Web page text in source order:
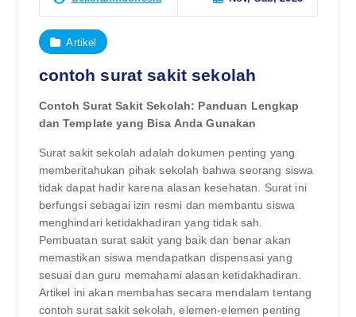
Artikel
contoh surat sakit sekolah
Contoh Surat Sakit Sekolah: Panduan Lengkap
dan Template yang Bisa Anda Gunakan
Surat sakit sekolah adalah dokumen penting yang
memberitahukan pihak sekolah bahwa seorang siswa
tidak dapat hadir karena alasan kesehatan. Surat ini
berfungsi sebagai izin resmi dan membantu siswa
menghindari ketidakhadiran yang tidak sah.
Pembuatan surat sakit yang baik dan benar akan
memastikan siswa mendapatkan dispensasi yang
sesuai dan guru memahami alasan ketidakhadiran.
Artikel ini akan membahas secara mendalam tentang
contoh surat sakit sekolah, elemen-elemen penting